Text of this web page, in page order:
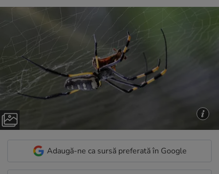
Adaugă-ne ca sursă preferată în Google